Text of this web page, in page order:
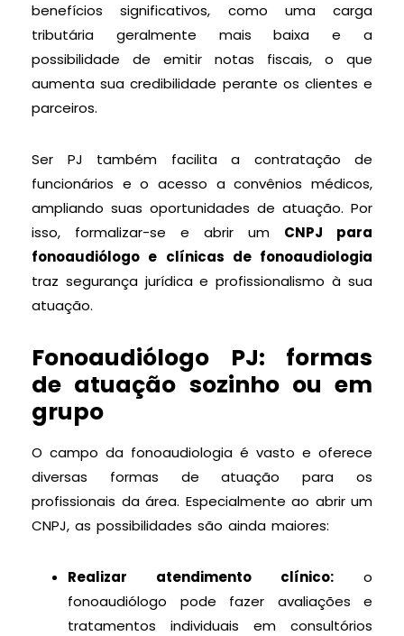
benefícios significativos, como uma carga
tributária geralmente mais baixa e a
possibilidade de emitir notas fiscais, o que
aumenta sua credibilidade perante os clientes e
parceiros.
Ser PJ também facilita a contratação de
funcionários e o acesso a convênios médicos,
ampliando suas oportunidades de atuação. Por
isso, formalizar-se e abrir um CNPJ para
fonoaudiólogo e clínicas de fonoaudiologia
traz segurança jurídica e profissionalismo à sua
atuação.
Fonoaudiólogo PJ: formas
de atuação sozinho ou em
grupo
O campo da fonoaudiologia é vasto e oferece
diversas formas de atuação para os
profissionais da área. Especialmente ao abrir um
CNPJ, as possibilidades são ainda maiores:
Realizar atendimento clínico: o
fonoaudiólogo pode fazer avaliações e
tratamentos individuais em consultórios